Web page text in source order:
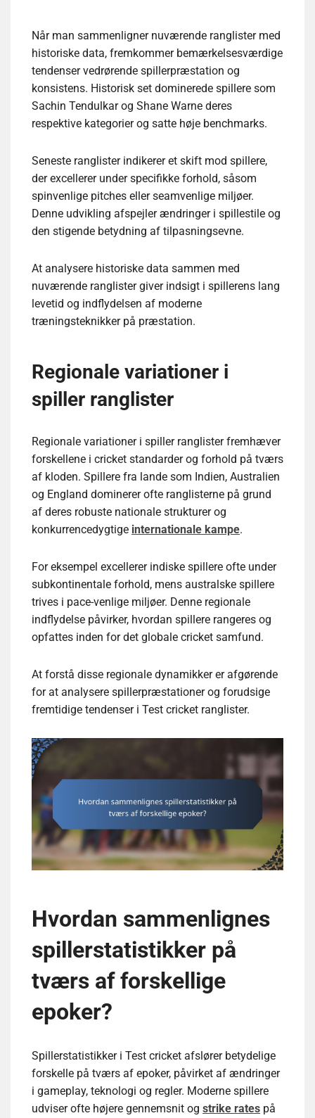
Når man sammenligner nuværende ranglister med
historiske data, fremkommer bemærkelsesværdige
tendenser vedrørende spillerpræstation og
konsistens. Historisk set dominerede spillere som
Sachin Tendulkar og Shane Warne deres
respektive kategorier og satte høje benchmarks.
Seneste ranglister indikerer et skift mod spillere,
der excellerer under specifikke forhold, såsom
spinvenlige pitches eller seamvenlige miljøer.
Denne udvikling afspejler ændringer i spillestile og
den stigende betydning af tilpasningsevne.
At analysere historiske data sammen med
nuværende ranglister giver indsigt i spillerens lang
levetid og indflydelsen af moderne
træningsteknikker på præstation.
Regionale variationer i
spiller ranglister
Regionale variationer i spiller ranglister fremhæver
forskellene i cricket standarder og forhold på tværs
af kloden. Spillere fra lande som Indien, Australien
og England dominerer ofte ranglisterne på grund
af deres robuste nationale strukturer og
konkurrencedygtige internationale kampe.
For eksempel excellerer indiske spillere ofte under
subkontinentale forhold, mens australske spillere
trives i pace-venlige miljøer. Denne regionale
indflydelse påvirker, hvordan spillere rangeres og
opfattes inden for det globale cricket samfund.
At forstå disse regionale dynamikker er afgørende
for at analysere spillerpræstationer og forudsige
fremtidige tendenser i Test cricket ranglister.
Hvordan sammenlignes
spillerstatistikker på
tværs af forskellige
epoker?
Spillerstatistikker i Test cricket afslører betydelige
forskelle på tværs af epoker, påvirket af ændringer
i gameplay, teknologi og regler. Moderne spillere
udviser ofte højere gennemsnit og strike rates på